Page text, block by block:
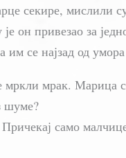
секире, мислили
је он привезао за
им се најзад од
мркли мрак. Марица
шуме?
само